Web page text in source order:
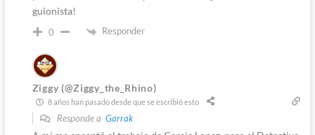
guionista!
0 Responder
Ziggy (@Ziggy_the_Rhino)
8 años han pasado desde que se escribió esto
Responde a Garrak